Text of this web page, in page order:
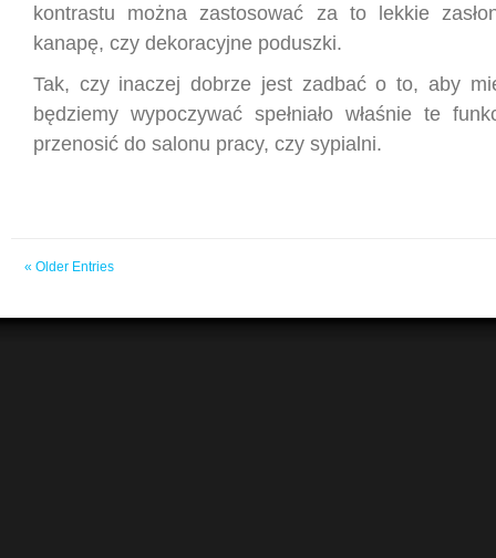
kontrastu można zastosować za to lekkie
kanapę, czy dekoracyjne poduszki.
Tak, czy inaczej dobrze jest zadbać o to, aby
będziemy wypoczywać spełniało właśnie te
przenosić do salonu pracy, czy sypialni.
« Older Entries